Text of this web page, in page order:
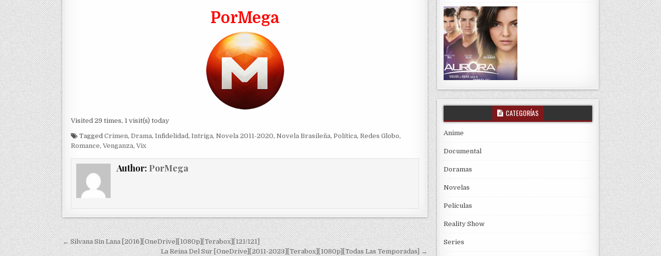
PorMega
Visited 29 times, 1 visit(s) today
Tagged Crimen, Drama, Infidelidad , Intriga, Novela 2011-2020, Novela Brasileña, Política, Redes Globo,
Romance, Venganza, Vix
Author: PorMega
Navegación de entradas
← Silvana Sin Lana [2016][OneDrive][1080p][Terabox][121/121]
La Reina Del Sur [OneDrive][2011-2023][Terabox][1080p][Todas Las Temporadas] →
CATEGORÍAS
Anime
Documental
Doramas
Novelas
Películas
Reality Show
Series